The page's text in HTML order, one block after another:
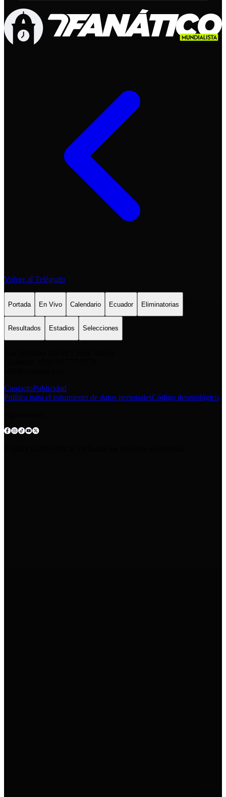
Volver al Telégrafo
Portada En Vivo Calendario Ecuador Eliminatorias
Resultados Estadios Selecciones
ContactoPublicidad
Política para el tratamiento de datos personalesCódigo deontológico